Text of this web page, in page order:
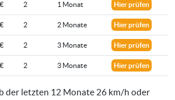
2 1 Monat Hier prüfen
2 2 Monate Hier prüfen
2 3 Monate Hier prüfen
2 3 Monate Hier prüfen
der letzten 12 Monate 26 km/h oder